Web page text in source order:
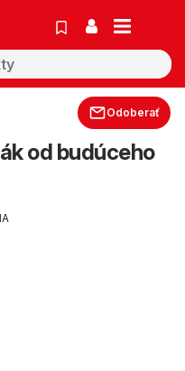
Odoberať
od budúceho